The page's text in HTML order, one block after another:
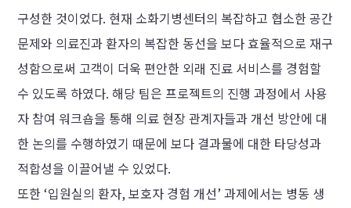
구성한 것이었다. 현재 소화기병센터의 복잡하고 협소한 공간
문제와 의료진과 환자의 복잡한 동선을 보다 효율적으로 재구
성함으로써 고객이 더욱 편안한 외래 진료 서비스를 경험할
수 있도록 하였다. 해당 팀은 프로젝트의 진행 과정에서 사용
자 참여 워크숍을 통해 의료 현장 관계자들과 개선 방안에 대
한 논의를 수행하였기 때문에 보다 결과물에 대한 타당성과
적합성을 이끌어낼 수 있었다.
또한 ‘입원실의 환자, 보호자 경험 개선’ 과제에서는 병동 생